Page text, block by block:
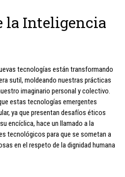
la Inteligencia
tecnologías están transformando
sutil, moldeando nuestras prácticas
imaginario personal y colectivo.
estas tecnologías emergentes
ya que presentan desafíos éticos
encíclica, hace un llamado a la
tecnológicos para que se sometan a
en el respeto de la dignidad humana